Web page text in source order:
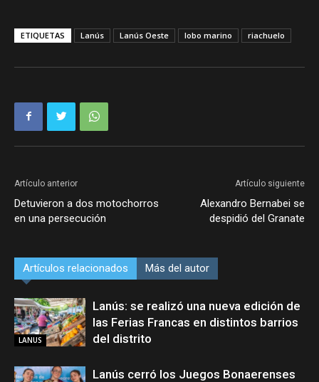
ETIQUETAS Lanús Lanús Oeste lobo marino riachuelo
Artículo anterior
Detuvieron a dos motochorros
en una persecución
Artículo siguiente
Alexandro Bernabei se
despidió del Granate
Artículos relacionados Más del autor
LANUS
Lanús: se realizó una nueva edición de
las Ferias Francas en distintos barrios
del distrito
Lanús cerró los Juegos Bonaerenses